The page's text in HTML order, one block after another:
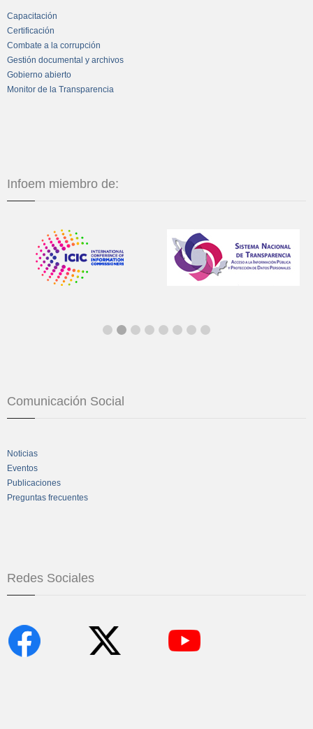
Capacitación
Certificación
Combate a la corrupción
Gestión documental y archivos
Gobierno abierto
Monitor de la Transparencia
Infoem miembro de:
Comunicación Social
Noticias
Eventos
Publicaciones
Preguntas frecuentes
Redes Sociales